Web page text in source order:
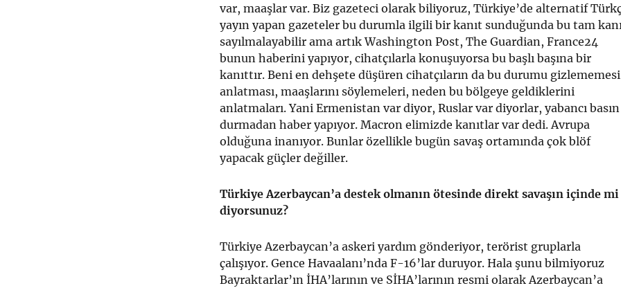
var, maaşlar var. Biz gazeteci olarak biliyoruz, Türkiye’de alternatif
yayın yapan gazeteler bu durumla ilgili bir kanıt sunduğunda bu tam
sayılmalayabilir ama artık Washington Post, The Guardian, France24
bunun haberini yapıyor, cihatçılarla konuşuyorsa bu başlı başına bir
kanıttır. Beni en dehşete düşüren cihatçıların da bu durumu
anlatması, maaşlarını söylemeleri, neden bu bölgeye geldiklerini
anlatmaları. Yani Ermenistan var diyor, Ruslar var diyorlar, yabancı basın
durmadan haber yapıyor. Macron elimizde kanıtlar var dedi. Avrupa
olduğuna inanıyor. Bunlar özellikle bugün savaş ortamında çok blöf
yapacak güçler değiller.
Türkiye Azerbaycan’a destek olmanın ötesinde direkt savaşın içinde mi
diyorsunuz?
Türkiye Azerbaycan’a askeri yardım gönderiyor, terörist gruplarla
çalışıyor. Gence Havaalanı’nda F-16’lar duruyor. Hala şunu bilmiyoruz
Bayraktarlar’ın İHA’larının ve SİHA’larının resmi olarak Azerbaycan’a